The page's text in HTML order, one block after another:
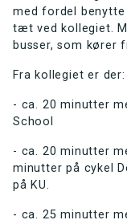
med fordel
tæt ved kollegiet.
busser, som kører
Fra kollegiet er der:
- ca. 20 minutter
School
- ca. 20 minutter
minutter på cykel
på KU.
- ca. 25 minutter